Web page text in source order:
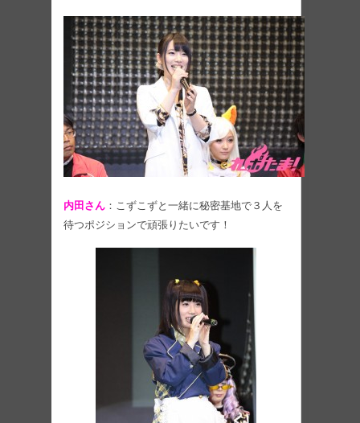
内田さん ：こずこずと一緒に秘密基地で３人を
待つポジションで頑張りたいです！